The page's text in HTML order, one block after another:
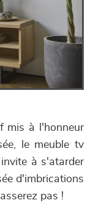
mis à l'honneur
le meuble tv
à s'atarder
d'imbrications
pas !